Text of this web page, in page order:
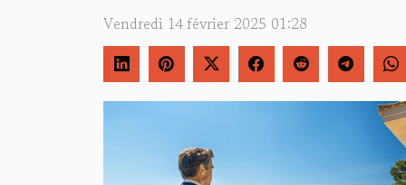
Vendredi 14 février 2025 01:28